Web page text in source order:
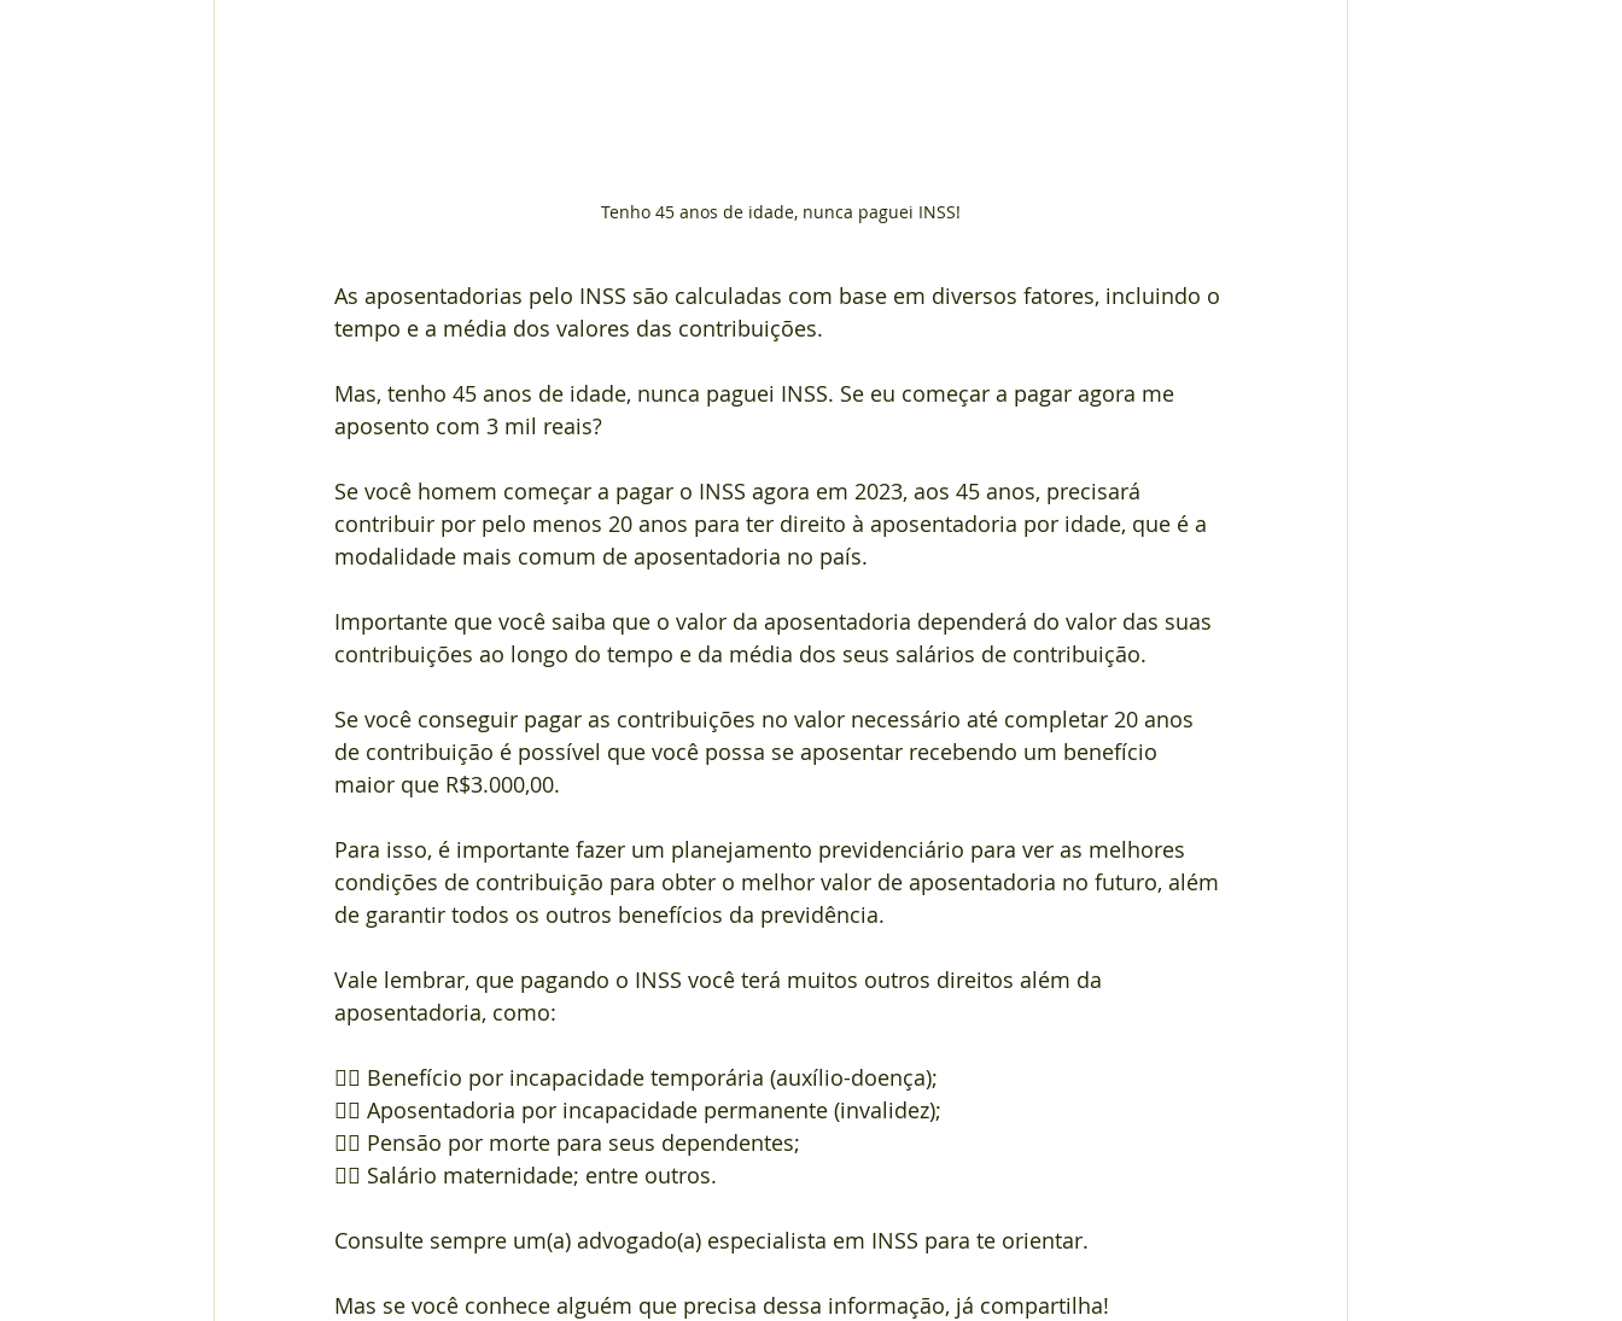
Tenho 45 anos de idade, nunca paguei INSS!
As aposentadorias pelo INSS são calculadas com base em diversos fatores, incluindo o
tempo e a média dos valores das contribuições.
Mas, tenho 45 anos de idade, nunca paguei INSS. Se eu começar a pagar agora me
aposento com 3 mil reais?
Se você homem começar a pagar o INSS agora em 2023, aos 45 anos, precisará
contribuir por pelo menos 20 anos para ter direito à aposentadoria por idade, que é a
modalidade mais comum de aposentadoria no país.
Importante que você saiba que o valor da aposentadoria dependerá do valor das suas
contribuições ao longo do tempo e da média dos seus salários de contribuição.
Se você conseguir pagar as contribuições no valor necessário até completar 20 anos
de contribuição é possível que você possa se aposentar recebendo um benefício
maior que R$3.000,00.
Para isso, é importante fazer um planejamento previdenciário para ver as melhores
condições de contribuição para obter o melhor valor de aposentadoria no futuro, além
de garantir todos os outros benefícios da previdência.
Vale lembrar, que pagando o INSS você terá muitos outros direitos além da
aposentadoria, como:
👉🏼 Benefício por incapacidade temporária (auxílio-doença);
👉🏼 Aposentadoria por incapacidade permanente (invalidez);
👉🏼 Pensão por morte para seus dependentes;
👉🏼 Salário maternidade; entre outros.
Consulte sempre um(a) advogado(a) especialista em INSS para te orientar.
Mas se você conhece alguém que precisa dessa informação, já compartilha!